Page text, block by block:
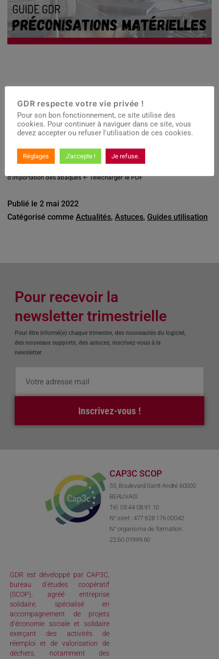
GDR / Eco-organismes Guide d’utilisation -> DEA Ménagers <- -> DEA
Professionnels <- -> Jouets <- -> Articles de bricolage et de jardin <- ->
d’importation des abaques <- Télécharger le PDF
Publié le 2 mai 2022
Catégorisé comme Actualités, Astuces, Guides utilisation
Pour recevoir la
newsletter trimestrielle
Pour être informé(e) chaque trimestre, des nouveautés du logiciel,
des nouveaux supports, des astuces, inscrivez-vous à la
newsletter
Inscrivez-vous !
CAP3C SCOP
55, Boulevard Saint-André 60000
BEAUVAIS
Tél. 03 44 08 91 10
N° siret : 477 628 176 00042
N° organisme de formation :
22.60.01999.60
GDR est développé par CAP3C,
bureau d’études coopératif
(SCOP), agréé entreprise
solidaire, spécialisé en
accompagnement de projets
d’économie sociale et solidaire
exerçant des activités de
réemploi et de valorisation de
déchets, notamment des
GDR respecte votre vie privée !
Pour son bon fonctionnement, ce site utilise des
cookies. Pour continuer à naviguer dans ce site, vous
devez accepter ou refuser l'utilisation de ces cookies.
Réglages J'accepte ! Je refuse.